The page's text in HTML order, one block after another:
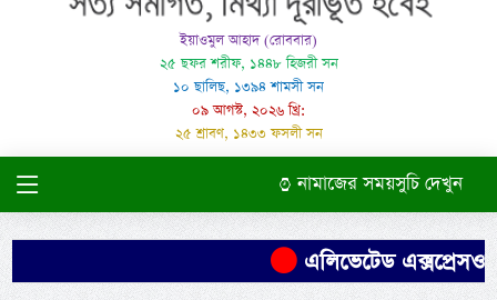
ইয়াওমুল আহাদ (রোববার)
২৫ ছফর শরীফ, ১৪৪৮ হিজরী সন
১০ ছালিছ, ১৩৯৪ শামসী সন
০৯ আগস্ট, ২০২৬ খ্রি:
২৫ শ্রাবণ, ১৪৩৩ ফসলী সন
নামাজের সময়সুচি দেখুন
এলিভেটেড